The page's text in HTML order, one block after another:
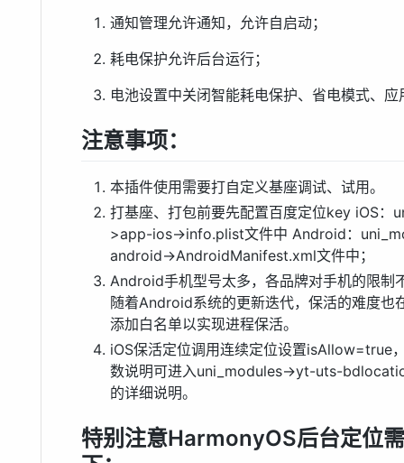
通知管理允许通知，允许自启动；
耗电保护允许后台运行；
电池设置中关闭智能耗电保护、省电模式、应
注意事项：
本插件使用需要打自定义基座调试、试用。
打基座、打包前要先配置百度定位key iOS
>app-ios->info.plist文件中 Android：
android->AndroidManifest.xml文件中；
Android手机型号太多，各品牌对手机的限制
随着Android系统的更新迭代，保活的难度也
添加白名单以实现进程保活。
iOS保活定位调用连续定位设置isAllow=true
数说明可进入uni_modules->yt-uts-
的详细说明。
特别注意HarmonyOS后台定位